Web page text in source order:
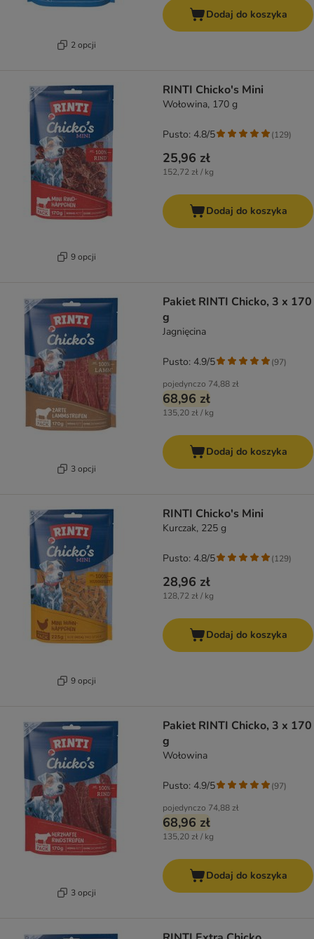
2 opcji
Dodaj do koszyka
9 opcji
RINTI Chicko's Mini
Wołowina, 170 g
25,96 zł
152,72 zł / kg
Pusto: 4.8/5 (129)
Dodaj do koszyka
3 opcji
Pakiet RINTI Chicko, 3 x 170
g
Jagnięcina
pojedynczo 74,88 zł
68,96 zł
135,20 zł / kg
Pusto: 4.9/5 (97)
Dodaj do koszyka
9 opcji
RINTI Chicko's Mini
Kurczak, 225 g
28,96 zł
128,72 zł / kg
Pusto: 4.8/5 (129)
Dodaj do koszyka
3 opcji
Pakiet RINTI Chicko, 3 x 170
g
Wołowina
pojedynczo 74,88 zł
68,96 zł
135,20 zł / kg
Pusto: 4.9/5 (97)
Dodaj do koszyka